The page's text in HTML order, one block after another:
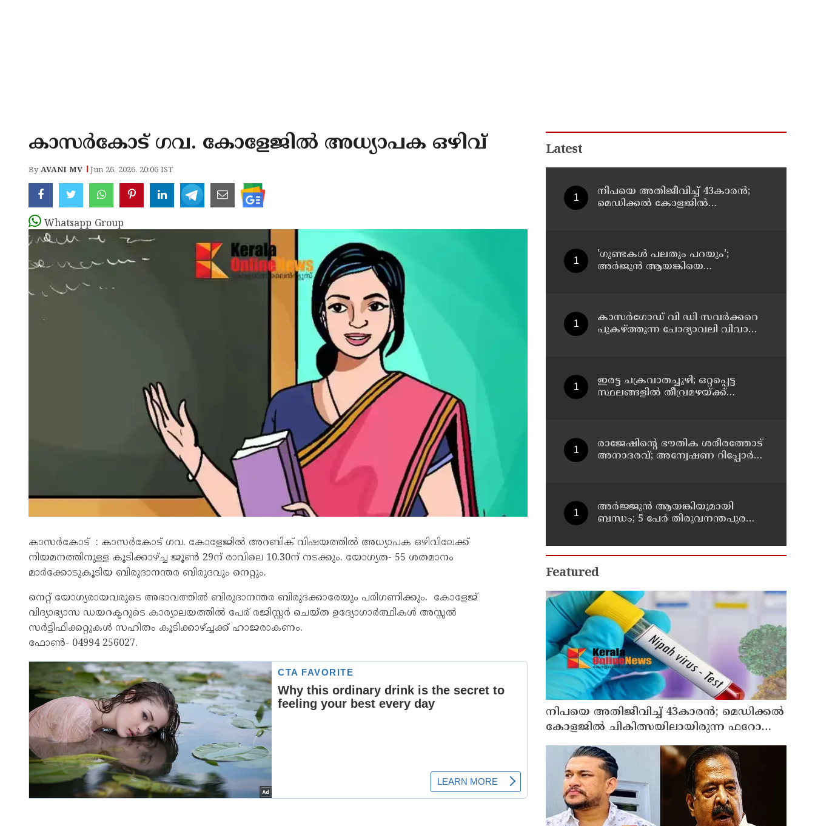
കാസർകോട് ഗവ. കോളേജിൽ അധ്യാപക ഒഴിവ്
ByAVANI MV Jun 26, 2026, 20:06 IST
Whatsapp Group
കാസർകോട് : കാസർകോട് ഗവ. കോളേജിൽ അറബിക് വിഷയത്തിൽ അധ്യാപക ഒഴിവിലേക്ക്
നിയമനത്തിനുള്ള കൂടിക്കാഴ്ച്ച ജൂൺ 29ന് രാവിലെ 10.30ന് നടക്കും. യോഗ്യത- 55 ശതമാനം
മാർക്കോടുകൂടിയ ബിരുദാനന്തര ബിരുദവും നെറ്റും.
നെറ്റ് യോഗ്യരായവരുടെ അഭാവത്തിൽ ബിരുദാനന്തര ബിരുദക്കാരേയും പരിഗണിക്കും. കോളേജ്
വിദ്യാഭ്യാസ ഡയറക്ടറുടെ കാര്യാലയത്തിൽ പേര് രജിസ്റ്റർ ചെയ്ത ഉദ്യോഗാർത്ഥികൾ അസ്സൽ
സർട്ടിഫിക്കറ്റുകൾ സഹിതം കൂടിക്കാഴ്ച്ചക്ക് ഹാജരാകണം.
ഫോൺ- 04994 256027.
Latest
നിപയെ അതിജീവിച്ച് 43കാരന്‍;
മെഡിക്കല്‍ കോളജില്‍
'ഗുണ്ടകൾ പലതും പറയും';
അർജുൻ ആയങ്കിയെ
കാസർഗോഡ് വി ഡി സവർക്കറെ
പുകഴ്ത്തുന്ന ചോദ്യാവലി വിവാദം:
ഇരട്ട ചക്രവാതച്ചുഴി; ഒറ്റപ്പെട്ട
സ്ഥലങ്ങളില്‍ തീവ്രമഴയ്ക്ക്
രാജേഷിന്റെ ഭൗതിക ശരീരത്തോട്
അനാദരവ്; അന്വേഷണ റിപ്പോര്‍ട്ട്
അർജ്ജുൻ ആയങ്കിയുമായി
ബന്ധം; 5 പേർ തിരുവനന്തപുരത്ത്
Featured
നിപയെ അതിജീവിച്ച് 43കാരന്‍; മെഡിക്കല്‍
കോളജില്‍ ചികിത്സയിലായിരുന്ന ഫറോക്ക്
സ്വദേശി വീട്ടിലേക്ക് മടങ്ങി